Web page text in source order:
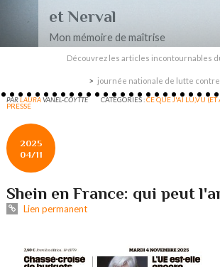
et Nerval
Mon mémoire de maîtrise
Découvrez les articles incontournables
journée nationale de lutte contre
PARLAURAVANEL-COYTTE CATÉGORIES :CE QUE J'AI LU,VU (ET
PRESSE
2025
04/11
Shein en France: qui peut
Lien permanent